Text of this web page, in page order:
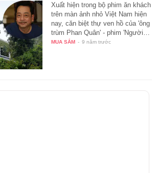
Xuất hiện trong bộ phim ăn khách
trên màn ảnh nhỏ Việt Nam hiện
nay, căn biệt thự ven hồ của 'ông
trùm Phan Quân' - phim 'Người…
MUA SẮM - 9 năm trước